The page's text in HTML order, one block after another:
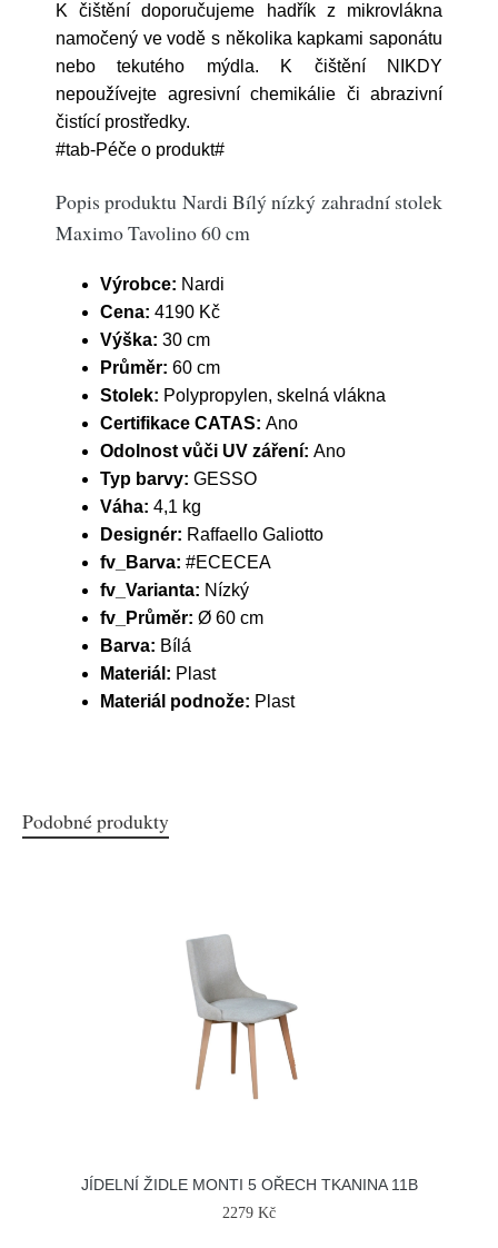
K čištění doporučujeme hadřík z mikrovlákna
namočený ve vodě s několika kapkami saponátu
nebo tekutého mýdla. K čištění NIKDY
nepoužívejte agresivní chemikálie či abrazivní
čistící prostředky.
#tab-Péče o produkt#
Popis produktu Nardi Bílý nízký zahradní stolek
Maximo Tavolino 60 cm
Výrobce: Nardi
Cena: 4190 Kč
Výška: 30 cm
Průměr: 60 cm
Stolek: Polypropylen, skelná vlákna
Certifikace CATAS: Ano
Odolnost vůči UV záření: Ano
Typ barvy: GESSO
Váha: 4,1 kg
Designér: Raffaello Galiotto
fv_Barva: #ECECEA
fv_Varianta: Nízký
fv_Průměr: Ø 60 cm
Barva: Bílá
Materiál: Plast
Materiál podnože: Plast
Podobné produkty
JÍDELNÍ ŽIDLE MONTI 5 OŘECH TKANINA 11B
2279 Kč